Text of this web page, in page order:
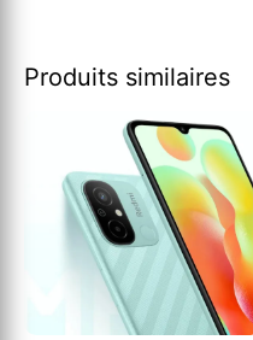
Produits similaires